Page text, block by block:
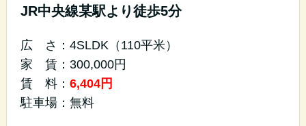
JR中央線某駅より徒歩5分
広 さ：4SLDK（110平米）
家 賃：300,000円
賃 料： 6,404円
駐車場：無料